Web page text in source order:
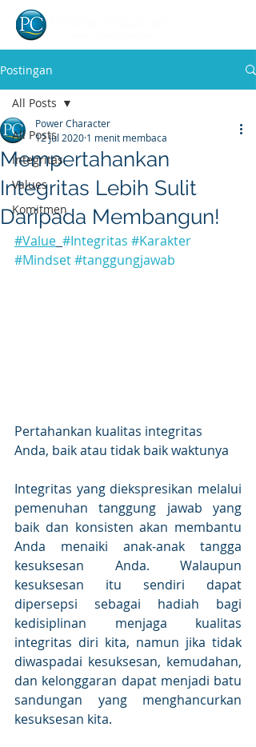
Postingan
All Posts
Integritas
Values
Komitmen
All Posts
Mempertahankan
Integritas Lebih Sulit
Daripada Membangun!
Power Character
12 Jul 2020 1 menit membaca
#Value #Integritas #Karakter
#Mindset#tanggungjawab
Pertahankan kualitas integritas
Anda, baik atau tidak baik waktunya
Integritas yang diekspresikan melalui
pemenuhan tanggung jawab yang
baik dan konsisten akan membantu
Anda menaiki anak-anak tangga
kesuksesan Anda. Walaupun
kesuksesan itu sendiri dapat
dipersepsi sebagai hadiah bagi
kedisiplinan menjaga kualitas
integritas diri kita, namun jika tidak
diwaspadai kesuksesan, kemudahan,
dan kelonggaran dapat menjadi batu
sandungan yang menghancurkan
kesuksesan kita.